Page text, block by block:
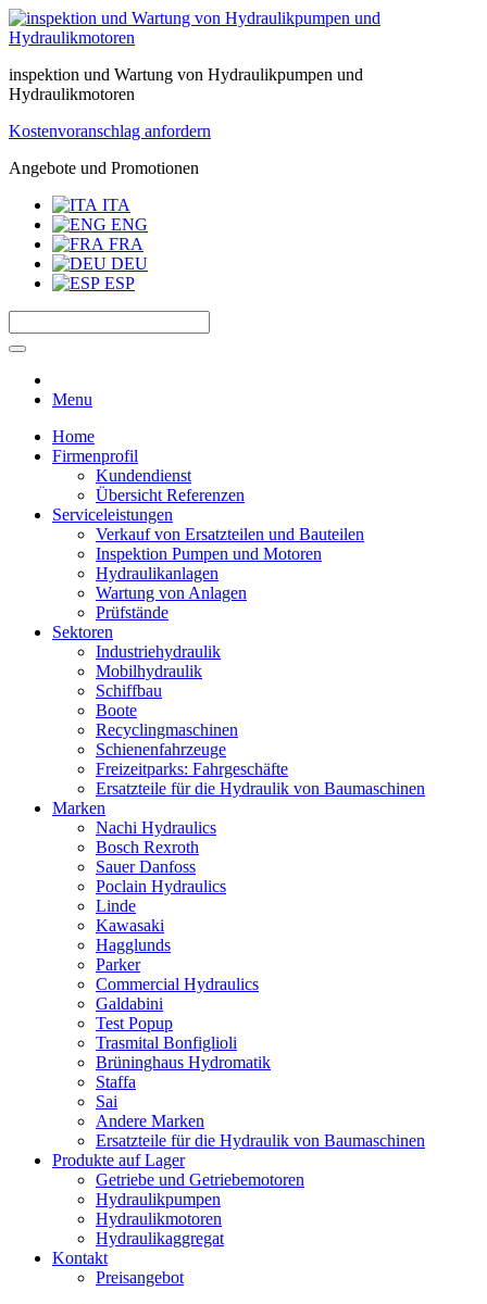
inspektion und Wartung von Hydraulikpumpen und
Hydraulikmotoren
Kostenvoranschlag anfordern
Angebote und Promotionen
ITA
ENG
FRA
DEU
ESP
Menu
Home
Firmenprofil
Kundendienst
Übersicht Referenzen
Serviceleistungen
Verkauf von Ersatzteilen und Bauteilen
Inspektion Pumpen und Motoren
Hydraulikanlagen
Wartung von Anlagen
Prüfstände
Sektoren
Industriehydraulik
Mobilhydraulik
Schiffbau
Boote
Recyclingmaschinen
Schienenfahrzeuge
Freizeitparks: Fahrgeschäfte
Ersatzteile für die Hydraulik von Baumaschinen
Marken
Nachi Hydraulics
Bosch Rexroth
Sauer Danfoss
Poclain Hydraulics
Linde
Kawasaki
Hagglunds
Parker
Commercial Hydraulics
Galdabini
Test Popup
Trasmital Bonfiglioli
Brüninghaus Hydromatik
Staffa
Sai
Andere Marken
Ersatzteile für die Hydraulik von Baumaschinen
Produkte auf Lager
Getriebe und Getriebemotoren
Hydraulikpumpen
Hydraulikmotoren
Hydraulikaggregat
Kontakt
Preisangebot